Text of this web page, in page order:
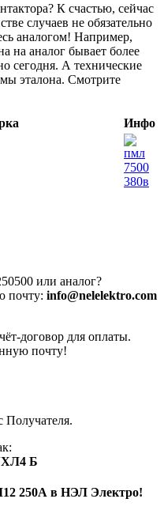
К счастью, сейчас
случаев не обязательно
аналогом! Например,
на аналог бывает более
сегодня. А технические
эталона. Смотрите
Инфо
или аналог?
почту: info@nelelektro.com
договор для оплаты.
Б
250А в НЭЛ Электро!